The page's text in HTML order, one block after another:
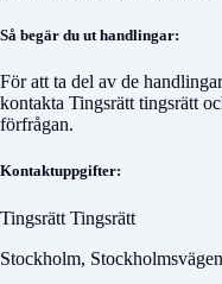
Så begär du ut handlingar:
För att ta del av de
kontakta Tingsrätt tingsrätt
förfrågan.
Kontaktuppgifter:
Tingsrätt Tingsrätt
Stockholm,